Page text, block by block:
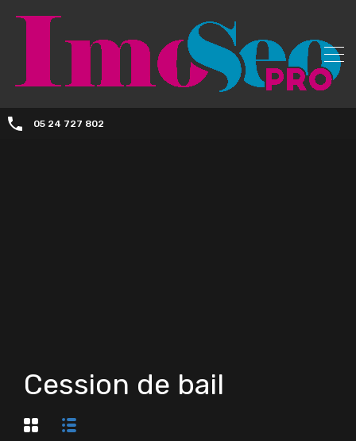
05 24 727 802
Cession de bail